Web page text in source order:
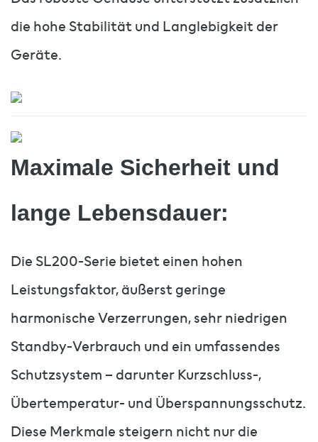
die hohe Stabilität und Langlebigkeit der
Geräte.
Maximale Sicherheit und
lange Lebensdauer:
Die SL200-Serie bietet einen hohen
Leistungsfaktor, äußerst geringe
harmonische Verzerrungen, sehr niedrigen
Standby-Verbrauch und ein umfassendes
Schutzsystem – darunter Kurzschluss-,
Übertemperatur- und Überspannungsschutz.
Diese Merkmale steigern nicht nur die